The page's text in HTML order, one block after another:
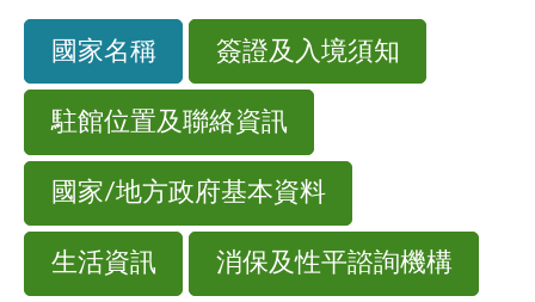
國家名稱 簽證及入境須知
駐館位置及聯絡資訊
國家/地方政府基本資料
生活資訊 消保及性平諮詢機構